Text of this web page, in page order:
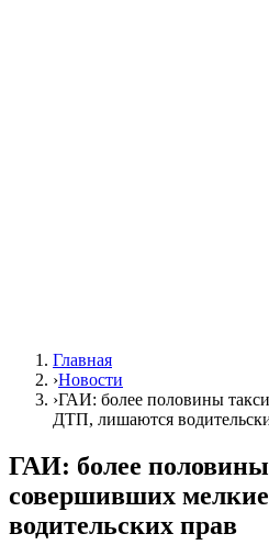
Главная
›Новости
›ГАИ: более половины
ДТП, лишаются
ГАИ: более половины
совершивших
водительских прав